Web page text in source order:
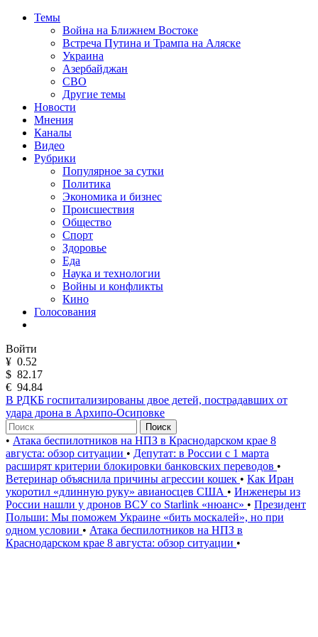
Темы
Война на Ближнем Востоке
Встреча Путина и Трампа на Аляске
Украина
Азербайджан
СВО
Другие темы
Новости
Мнения
Каналы
Видео
Рубрики
Популярное за сутки
Политика
Экономика и бизнес
Происшествия
Общество
Спорт
Здоровье
Еда
Наука и технологии
Войны и конфликты
Кино
Голосования
Войти
¥ 0.52
$ 82.17
€ 94.84
В РДКБ госпитализированы двое детей, пострадавших от
удара дрона в Архипо-Осиповке
Поиск
• Атака беспилотников на НПЗ в Краснодарском крае 8
августа: обзор ситуации • Депутат: в России с 1 марта
расширят критерии блокировки банковских переводов •
Ветеринар объяснила причины агрессии кошек • Как Иран
укоротил «длинную руку» авианосцев США • Инженеры из
России нашли у дронов ВСУ со Starlink «нюанс» • Президент
Польши: Мы поможем Украине «бить москалей», но при
одном условии • Атака беспилотников на НПЗ в
Краснодарском крае 8 августа: обзор ситуации •